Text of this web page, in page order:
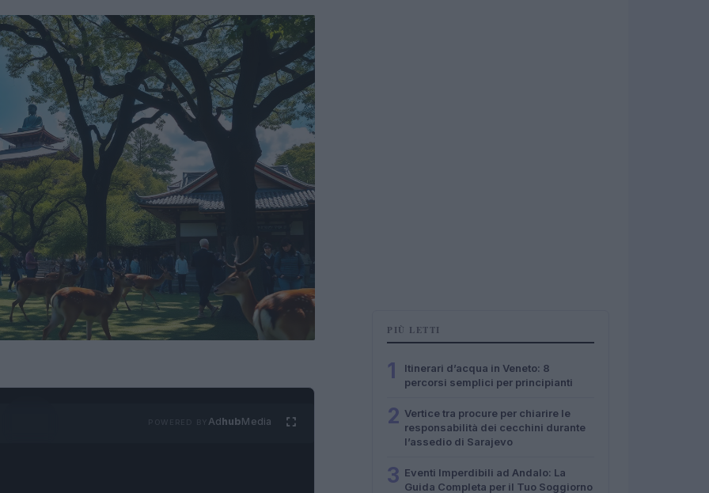
AdhubMedia
PIÙ LETTI
1
Itinerari d’acqua in Veneto: 8
percorsi semplici per principianti
2 Vertice tra procure per chiarire le
responsabilità dei cecchini durante
l’assedio di Sarajevo
3 Eventi Imperdibili ad Andalo: La
Guida Completa per il Tuo Soggiorno